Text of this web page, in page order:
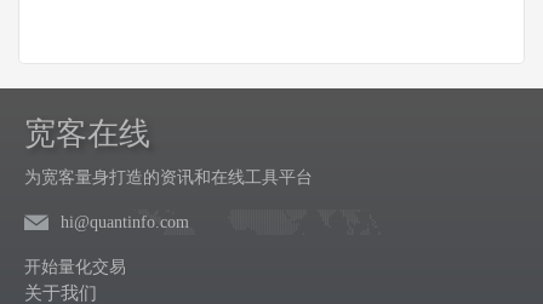
宽客在线
为宽客量身打造的资讯和在线工具平台
hi@quantinfo.com
开始量化交易
关于我们